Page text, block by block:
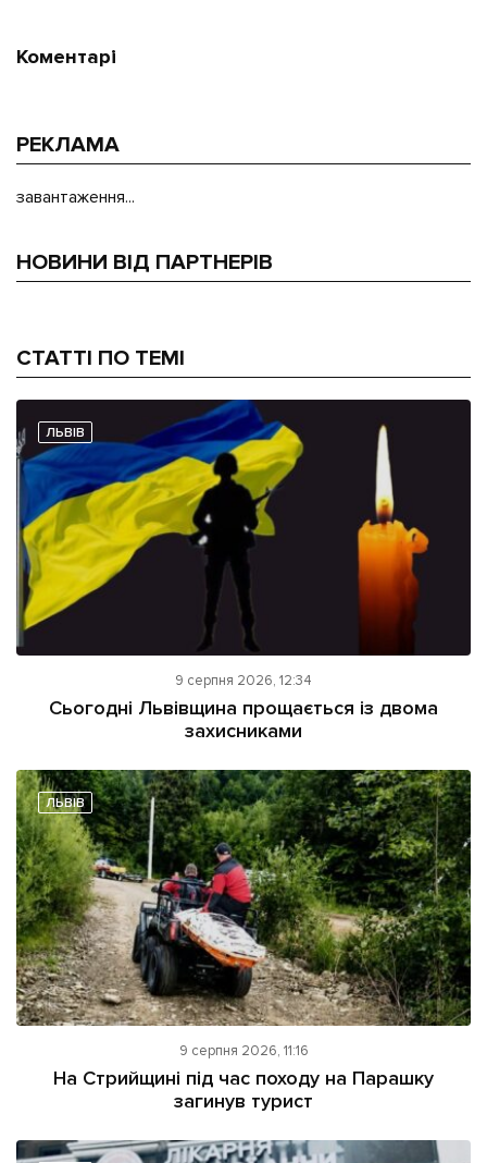
Коментарі
РЕКЛАМА
завантаження...
НОВИНИ ВІД ПАРТНЕРІВ
СТАТТІ ПО ТЕМІ
ЛЬВІВ
9 серпня 2026, 12:34
Сьогодні Львівщина прощається із двома
захисниками
ЛЬВІВ
9 серпня 2026, 11:16
На Стрийщині під час походу на Парашку
загинув турист